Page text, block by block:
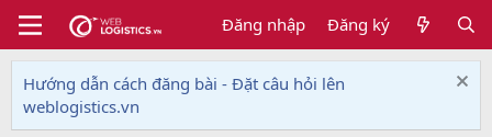
Đăng nhập Đăng ký
Hướng dẫn cách đăng bài - Đặt câu hỏi lên
weblogistics.vn